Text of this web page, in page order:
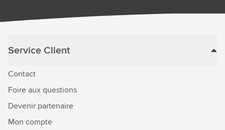
Service Client
Contact
Foire aux questions
Devenir partenaire
Mon compte